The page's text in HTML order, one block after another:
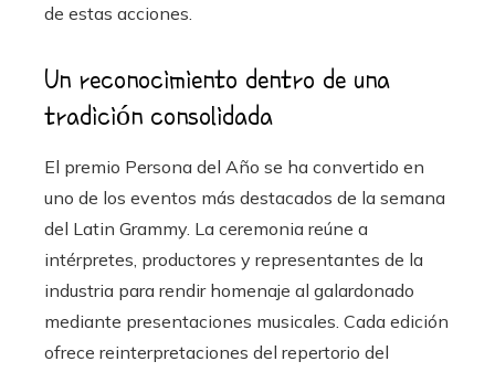
de estas acciones.
Un reconocimiento dentro de una
tradición consolidada
El premio Persona del Año se ha convertido en
uno de los eventos más destacados de la semana
del Latin Grammy. La ceremonia reúne a
intérpretes, productores y representantes de la
industria para rendir homenaje al galardonado
mediante presentaciones musicales. Cada edición
ofrece reinterpretaciones del repertorio del